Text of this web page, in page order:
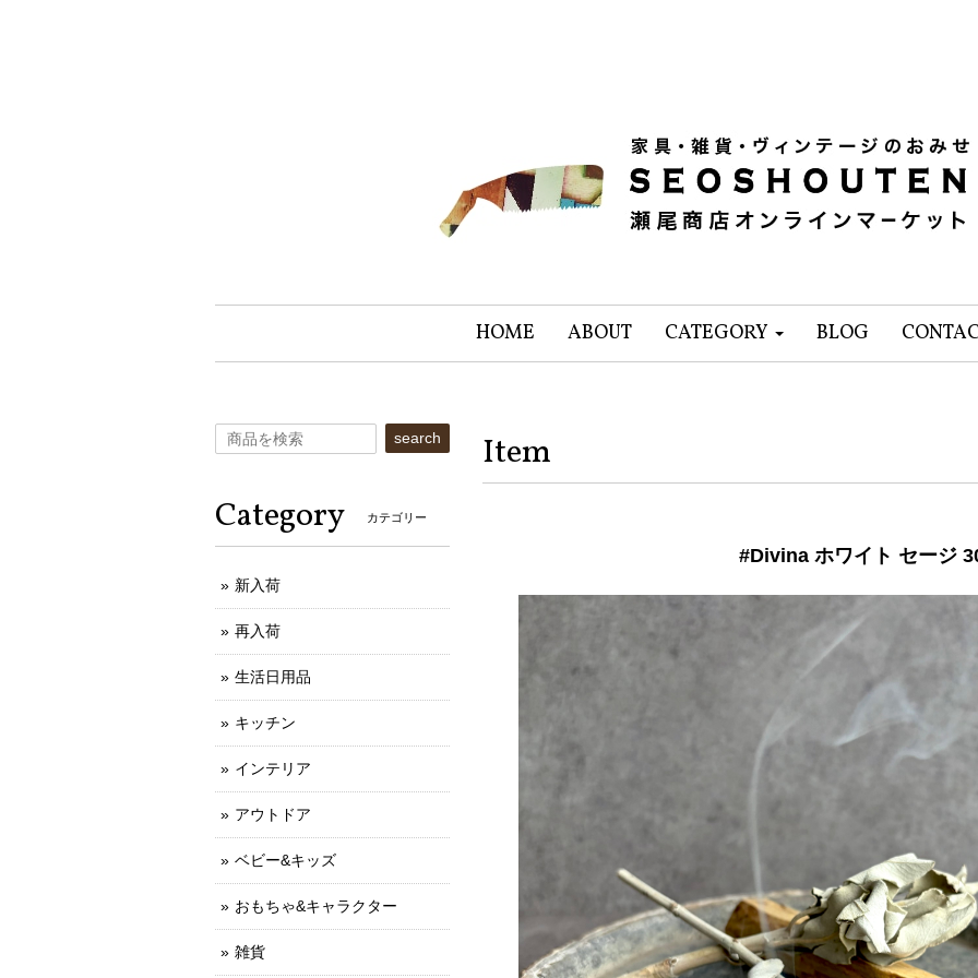
HOME ABOUT CATEGORY BLOG
Item
#Divina ホワイト セージ
search
Category カテゴリー
新入荷
再入荷
生活日用品
キッチン
インテリア
アウトドア
ベビー&キッズ
おもちゃ&キャラクター
雑貨